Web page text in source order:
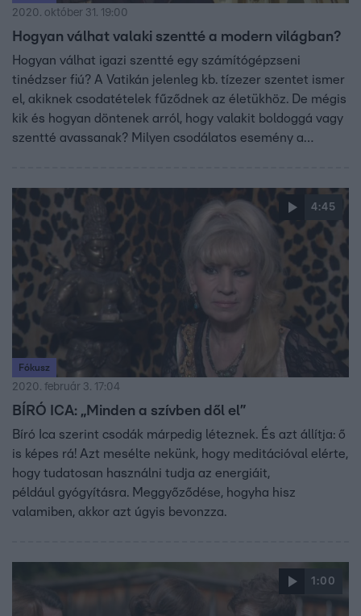
2020. október 31. 19:00
Hogyan válhat valaki szentté a modern világban?
Hogyan válhat igazi szentté egy számítógépzseni
tinédzser fiú? A Vatikán jelenleg kb. tízezer szentet ismer
el, akiknek csodatételek fűződnek az életükhöz. De mégis
kik és hogyan döntenek arról, hogy valakit boldoggá vagy
szentté avassanak? Milyen csodálatos esemény a
4:45
Fókusz
2020. február 3. 17:04
BÍRÓ ICA: „Minden a szívben dől el”
Bíró Ica szerint csodák márpedig léteznek. És azt állítja: ő
is képes rá! Azt mesélte nekünk, hogy meditációval elérte,
hogy tudatosan használni tudja az energiáit,
például gyógyításra. Meggyőződése, hogyha hisz
valamiben, akkor azt úgyis bevonzza.
1:00